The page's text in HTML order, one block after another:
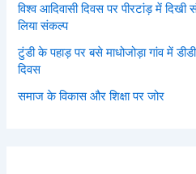
विश्व आदिवासी दिवस पर पीरटांड़ में
लिया संकल्प
टुंडी के पहाड़ पर बसे माधोजोड़ा गांव में
दिवस
समाज के विकास और शिक्षा पर जोर